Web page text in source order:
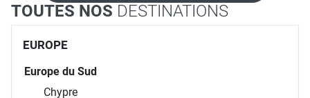
TOUTES NOS DESTINATIONS
EUROPE
Europe du Sud
Chypre